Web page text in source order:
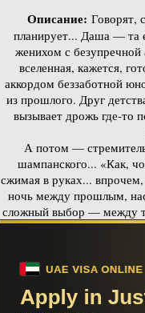
Описание: Говорят,
планирует... Даша — та
женихом с
вселенная, кажется,
аккордом беззаботной
из прошлого. Друг
вызывает дрожь где-то
А потом —
шампанского... «Как,
сжимая в руках...
ночь между прошлым,
сложный выбор — между